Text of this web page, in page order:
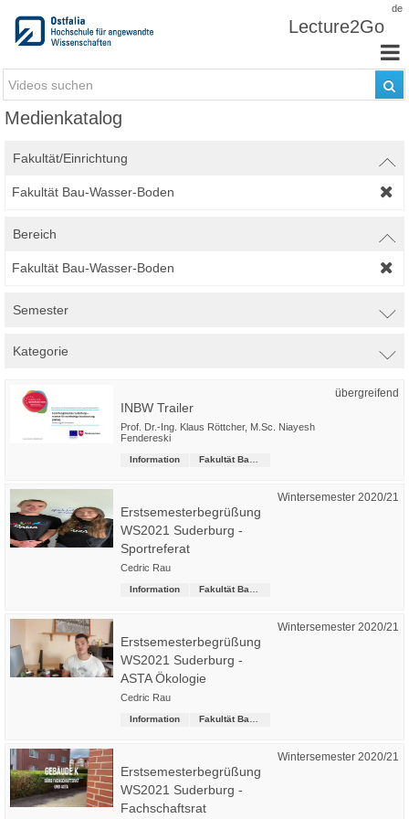
de
Lecture2Go
Medienkatalog
Fakultät/Einrichtung
Fakultät Bau-Wasser-Boden
Bereich
Fakultät Bau-Wasser-Boden
Semester
Kategorie
übergreifend
INBW Trailer
Prof. Dr.-Ing. Klaus Röttcher, M.Sc. Niayesh
Fendereski
Information
Wintersemester 2020/21
Erstsemesterbegrüßung
WS2021 Suderburg -
Sportreferat
Cedric Rau
Information
Wintersemester 2020/21
Erstsemesterbegrüßung
WS2021 Suderburg -
ASTA Ökologie
Cedric Rau
Information
Wintersemester 2020/21
Erstsemesterbegrüßung
WS2021 Suderburg -
Fachschaftsrat